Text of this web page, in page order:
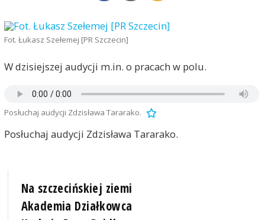
Fot. Łukasz Szełemej [PR Szczecin]
W dzisiejszej audycji m.in. o pracach w polu.
Posłuchaj audycji Zdzisława Tararako.
Posłuchaj audycji Zdzisława Tararako.
Na szczecińskiej ziemi
Akademia Działkowca